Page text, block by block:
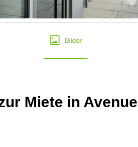
Bilder
Miete in